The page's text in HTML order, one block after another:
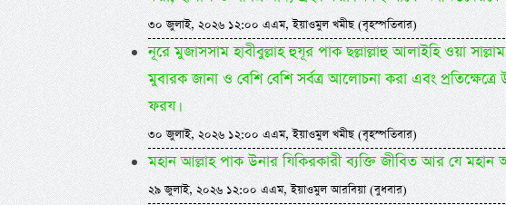
৩০ জুলাই, ২০২৬ ১২:০০ এএম, ইয়াওমুল খমীছ (বৃহস্পতিবার)
নূরে মুজাসসাম হাবীবুল্লাহ হুযূর পাক ছল্লাল্লাহু আলাইহি ওয়া
মুবারক জানা ও বেশি বেশি সর্বত্র আলোচনা করা এবং
ফরয।
৩০ জুলাই, ২০২৬ ১২:০০ এএম, ইয়াওমুল খমীছ (বৃহস্পতিবার)
মহান আল্লাহ পাক উনার যিকিরকারী ব্যক্তি জীবিত আর যে মহান
২৯ জুলাই, ২০২৬ ১২:০০ এএম, ইয়াওমুল আরবিয়া (বুধবার)